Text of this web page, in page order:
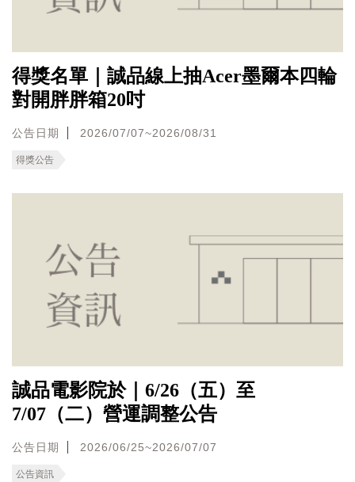
得獎名單｜誠品線上抽Acer墨爾本四輪
對開胖胖箱20吋
公告日期 2026/07/07~2026/08/31
得獎公告
誠品電影院於｜6/26（五）至
7/07（二）營運調整公告
公告日期 2026/06/25~2026/07/07
公告資訊